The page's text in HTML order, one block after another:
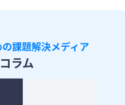
課題解決メディア
コラム